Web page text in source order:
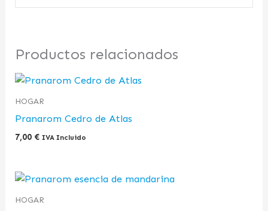
Productos relacionados
HOGAR
Pranarom Cedro de Atlas
7,00 € IVA Incluido
HOGAR